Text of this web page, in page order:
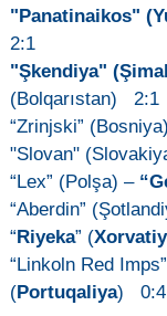
"Panatinaikos"
2:1
"Şkendiya"
(Bolqarıstan) 2:1
“Zrinjski”
"Slovan"
“Lex” (Polşa) –
“Aberdin”
“Riyeka” (
“Linkoln Red
(Portuqaliya) 0:4